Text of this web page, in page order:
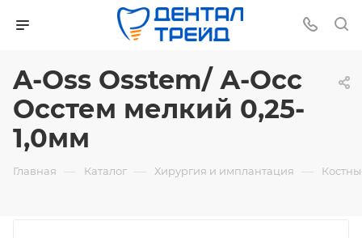
A-Oss Osstem/ А-Осс
Осстем мелкий 0,25-
1,0мм
Главная — Каталог — Хирургия и имплантация —